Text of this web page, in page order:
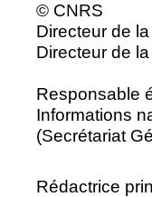
© CNRS
Directeur de
Directeur de
Responsable
Informations
(Secrétariat
Rédactrice